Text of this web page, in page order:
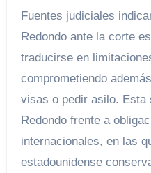
Fuentes judiciales
Redondo ante la corte
traducirse en
comprometiendo
visas o pedir asilo. Esta
Redondo frente a
internacionales, en las
estadounidense